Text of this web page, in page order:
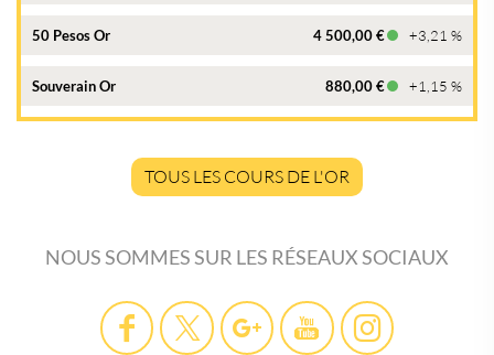
50 Pesos Or 4 500,00 € +3,21 %
Souverain Or 880,00 € +1,15 %
TOUS LES COURS DE L'OR
NOUS SOMMES SUR LES RÉSEAUX SOCIAUX